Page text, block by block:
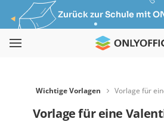
Zurück zur Schule mit
Wichtige Vorlagen Vorlage für
Vorlage für eine